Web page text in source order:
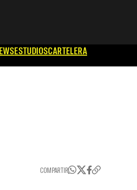
ESTUDIOSCARTELERA
COMPARTIR